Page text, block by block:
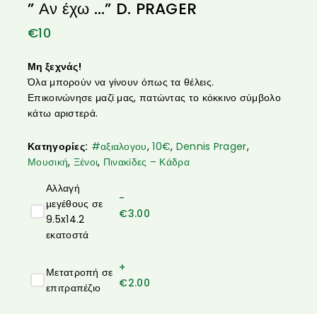
” Αν έχω …” D. PRAGER
€10
Μη ξεχνάς!
Όλα μπορούν να γίνουν όπως τα θέλεις.
Επικοινώνησε μαζί μας, πατώντας το κόκκινο σύμβολο
κάτω αριστερά.
Κατηγορίες: #αξιαλογου,10€, Dennis Prager,
Μουσική, Ξένοι, Πινακίδες – Κάδρα
Αλλαγή
μεγέθους σε
9.5x14.2
εκατοστά
-
€3.00
Μετατροπή σε
επιτραπέζιο
+
€2.00